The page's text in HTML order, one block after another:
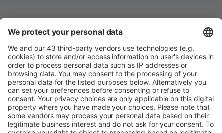
Descarga nuestra appy planifica
cómodamente tus viajes